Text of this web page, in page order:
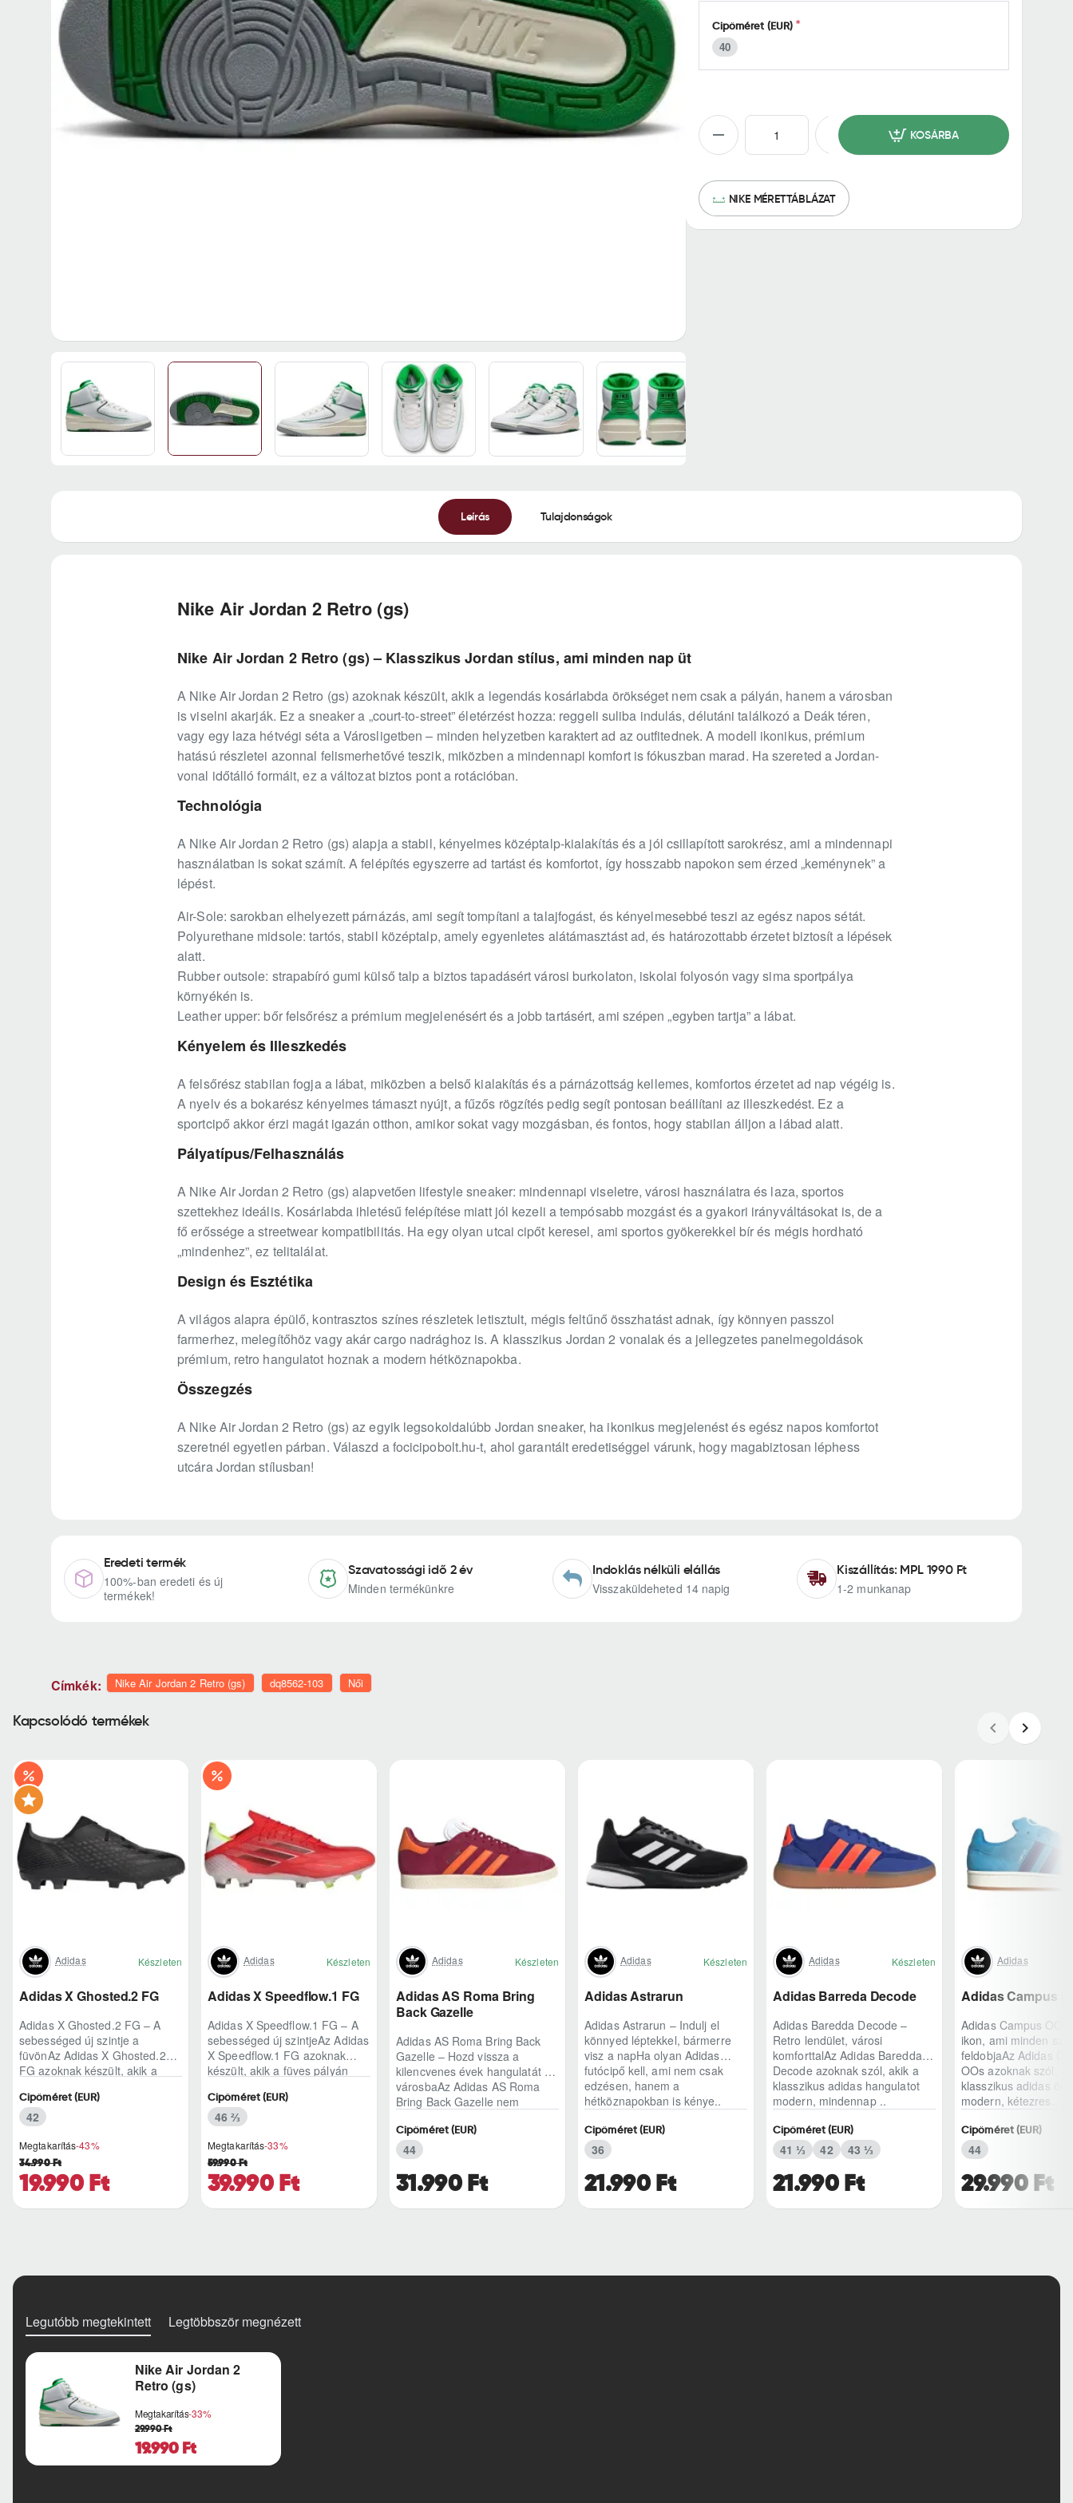
Cipőméret (EUR)
40
KOSÁRBA
NIKE MÉRETTÁBLÁZAT
Leírás Tulajdonságok
Nike Air Jordan 2 Retro (gs)
Nike Air Jordan 2 Retro (gs) – Klasszikus Jordan stílus, ami minden nap üt
A Nike Air Jordan 2 Retro (gs) azoknak készült, akik a legendás kosárlabda örökséget nem csak a pályán, hanem a városban
is viselni akarják. Ez a sneaker a „court-to-street” életérzést hozza: reggeli suliba indulás, délutáni találkozó a Deák téren,
vagy egy laza hétvégi séta a Városligetben – minden helyzetben karaktert ad az outfitednek. A modell ikonikus, prémium
hatású részletei azonnal felismerhetővé teszik, miközben a mindennapi komfort is fókuszban marad. Ha szereted a Jordan-
vonal időtálló formáit, ez a változat biztos pont a rotációban.
Technológia
A Nike Air Jordan 2 Retro (gs) alapja a stabil, kényelmes középtalp-kialakítás és a jól csillapított sarokrész, ami a mindennapi
használatban is sokat számít. A felépítés egyszerre ad tartást és komfortot, így hosszabb napokon sem érzed „keménynek” a
lépést.
Air-Sole: sarokban elhelyezett párnázás, ami segít tompítani a talajfogást, és kényelmesebbé teszi az egész napos sétát.
Polyurethane midsole: tartós, stabil középtalp, amely egyenletes alátámasztást ad, és határozottabb érzetet biztosít a lépések
alatt.
Rubber outsole: strapabíró gumi külső talp a biztos tapadásért városi burkolaton, iskolai folyosón vagy sima sportpálya
környékén is.
Leather upper: bőr felsőrész a prémium megjelenésért és a jobb tartásért, ami szépen „egyben tartja” a lábat.
Kényelem és Illeszkedés
A felsőrész stabilan fogja a lábat, miközben a belső kialakítás és a párnázottság kellemes, komfortos érzetet ad nap végéig is.
A nyelv és a bokarész kényelmes támaszt nyújt, a fűzős rögzítés pedig segít pontosan beállítani az illeszkedést. Ez a
sportcipő akkor érzi magát igazán otthon, amikor sokat vagy mozgásban, és fontos, hogy stabilan álljon a lábad alatt.
Pályatípus/Felhasználás
A Nike Air Jordan 2 Retro (gs) alapvetően lifestyle sneaker: mindennapi viseletre, városi használatra és laza, sportos
szettekhez ideális. Kosárlabda ihletésű felépítése miatt jól kezeli a tempósabb mozgást és a gyakori irányváltásokat is, de a
fő erőssége a streetwear kompatibilitás. Ha egy olyan utcai cipőt keresel, ami sportos gyökerekkel bír és mégis hordható
„mindenhez”, ez telitalálat.
Design és Esztétika
A világos alapra épülő, kontrasztos színes részletek letisztult, mégis feltűnő összhatást adnak, így könnyen passzol
farmerhez, melegítőhöz vagy akár cargo nadrághoz is. A klasszikus Jordan 2 vonalak és a jellegzetes panelmegoldások
prémium, retro hangulatot hoznak a modern hétköznapokba.
Összegzés
A Nike Air Jordan 2 Retro (gs) az egyik legsokoldalúbb Jordan sneaker, ha ikonikus megjelenést és egész napos komfortot
szeretnél egyetlen párban. Válaszd a focicipobolt.hu-t, ahol garantált eredetiséggel várunk, hogy magabiztosan léphess
utcára Jordan stílusban!
Eredeti termék
100%-ban eredeti és új
termékek!
Szavatossági idő 2 év
Minden termékünkre
Indoklás nélküli elállás
Visszaküldeheted 14 napig
Kiszállítás: MPL 1990 Ft
1-2 munkanap
Címkék: Nike Air Jordan 2 Retro (gs) dq8562-103 Női
Kapcsolódó termékek
Adidas Készleten
Adidas X Ghosted.2 FG
Adidas X Ghosted.2 FG – A
sebességed új szintje a
füvönAz Adidas X Ghosted.2
FG azoknak készült, akik a
pillanataiban is azonnal r..
Megtakarítás-43%
19.990 Ft
34.990 Ft
Cipőméret (EUR)
42
Adidas Készleten
Adidas X Speedflow.1 FG
Adidas X Speedflow.1 FG – A
sebességed új szintjeAz Adidas
X Speedflow.1 FG azoknak
készült, akik a füves pályán
ritmust diktál..
Megtakarítás-33%
39.990 Ft
59.990 Ft
Cipőméret (EUR)
46 ⅔
Adidas Készleten
Adidas AS Roma Bring
Back Gazelle
Adidas AS Roma Bring Back
Gazelle – Hozd vissza a
kilencvenes évek hangulatát a
városbaAz Adidas AS Roma
Bring Back Gazelle nem
31.990 Ft
Cipőméret (EUR)
44
Adidas Készleten
Adidas Astrarun
Adidas Astrarun – Indulj el
könnyed léptekkel, bármerre
visz a napHa olyan Adidas
futócipő kell, ami nem csak
edzésen, hanem a
hétköznapokban is kénye..
21.990 Ft
Cipőméret (EUR)
36
Adidas Készleten
Adidas Barreda Decode
Adidas Baredda Decode –
Retro lendület, városi
komforttalAz Adidas Baredda
Decode azoknak szól, akik a
klasszikus adidas hangulatot
modern, mindennap ..
21.990 Ft
Cipőméret (EUR)
41 ⅓ 42 43 ⅓
Adidas
Adidas Campus
Adidas Campus OOs
ikon, ami minden
feldobjaAz Adidas
OOs azoknak szól,
klasszikus adidas
modern, kétezres..
29.990 Ft
Cipőméret (EUR)
44
Legutóbb megtekintett Legtöbbször megnézett
Nike Air Jordan 2
Retro (gs)
Megtakarítás-33%
19.990 Ft
29.990 Ft